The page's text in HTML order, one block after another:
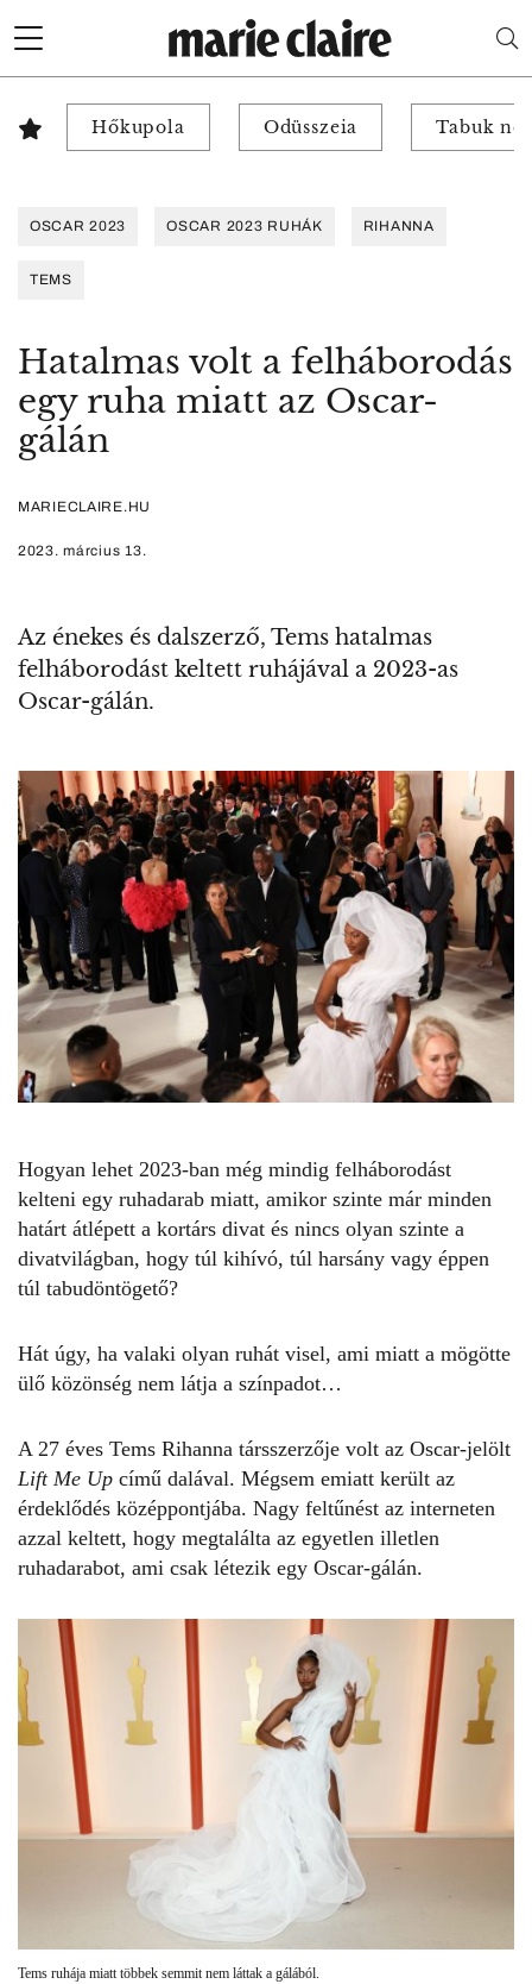
Hőkupola Odüsszeia Tabuk
OSCAR 2023 OSCAR 2023 RUHÁK RIHANNA
TEMS
Hatalmas volt a felháborodás
egy ruha miatt az Oscar-
gálán
MARIECLAIRE.HU
2023. március 13.
Az énekes és dalszerző, Tems hatalmas
felháborodást keltett ruhájával a 2023-as
Oscar-gálán.
Hogyan lehet 2023-ban még mindig felháborodást
kelteni egy ruhadarab miatt, amikor szinte már minden
határt átlépett a kortárs divat és nincs olyan szinte a
divatvilágban, hogy túl kihívó, túl harsány vagy éppen
túl tabudöntögető?
Hát úgy, ha valaki olyan ruhát visel, ami miatt a mögötte
ülő közönség nem látja a színpadot…
A 27 éves Tems Rihanna társszerzője volt az Oscar-jelölt
Lift Me Up című dalával. Mégsem emiatt került az
érdeklődés középpontjába. Nagy feltűnést az interneten
azzal keltett, hogy megtalálta az egyetlen illetlen
ruhadarabot, ami csak létezik egy Oscar-gálán.
Tems ruhája miatt többek semmit nem láttak a gálából.